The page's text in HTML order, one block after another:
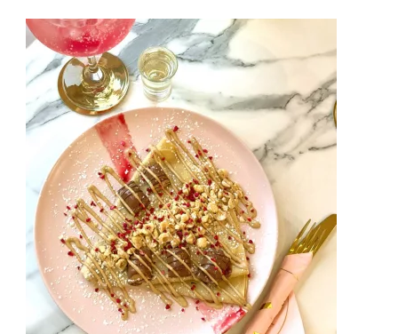
:
10
recettes
que
même
votre
chat
pourrait
préparer
(ou
presque)